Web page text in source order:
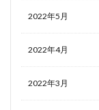
2022年5月
2022年4月
2022年3月